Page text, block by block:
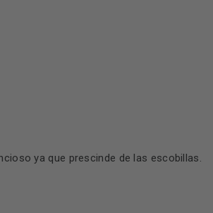
ya que prescinde de las escobillas.